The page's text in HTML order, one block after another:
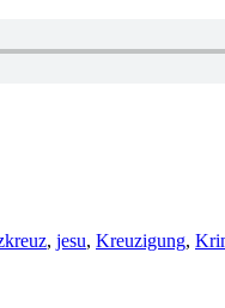
, jesu, Kreuzigung,